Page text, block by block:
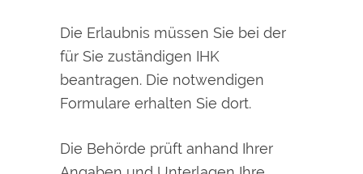
Die Erlaubnis müssen Sie bei der
für Sie zuständigen IHK
beantragen. Die notwendigen
Formulare erhalten Sie dort.
Die Behörde prüft anhand Ihrer